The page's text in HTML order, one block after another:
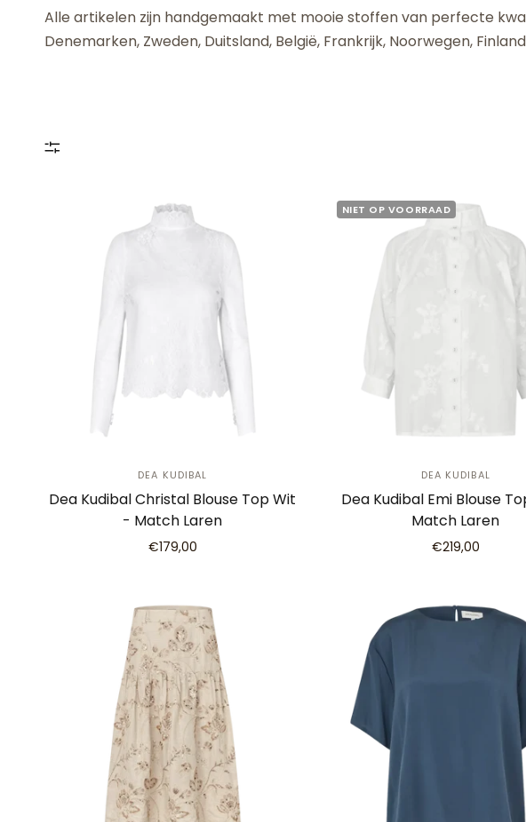
Alle artikelen zijn handgemaakt met mooie stoffen van perfecte
Denemarken, Zweden, Duitsland, België, Frankrijk, Noorwegen,
DEA KUDIBAL
Dea Kudibal Christal Blouse Top Wit
- Match Laren
€179,00
NIET OP VOORRAAD
DEA KUDIBAL
Dea Kudibal Emi Blouse
Match Laren
€219,00